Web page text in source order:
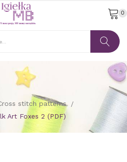
0
stitch patterns
Art Foxes 2 (PDF)